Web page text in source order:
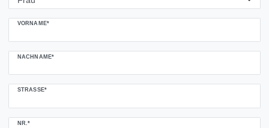
VORNAME*
NACHNAME*
STRASSE*
NR.*